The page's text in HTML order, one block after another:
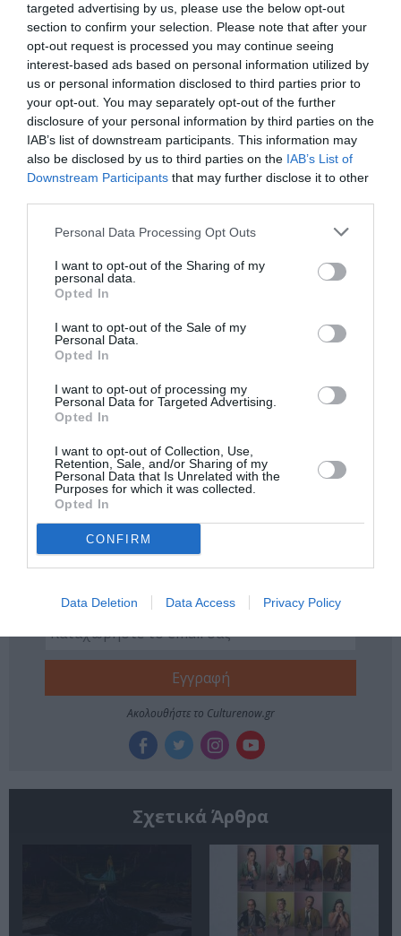
targeted advertising by us, please use the below opt-out
section to confirm your selection. Please note that after your
opt-out request is processed you may continue seeing
interest-based ads based on personal information utilized by
us or personal information disclosed to third parties prior to
your opt-out. You may separately opt-out of the further
disclosure of your personal information by third parties on the
IAB’s list of downstream participants. This information may
also be disclosed by us to third parties on the IAB’s List of
Downstream Participants that may further disclose it to other
Personal Data Processing Opt Outs
I want to opt-out of the Sharing of my
personal data.
Opted In
I want to opt-out of the Sale of my
Personal Data.
Opted In
I want to opt-out of processing my
Personal Data for Targeted Advertising.
Opted In
I want to opt-out of Collection, Use,
Retention, Sale, and/or Sharing of my
Personal Data that Is Unrelated with the
Purposes for which it was collected.
Opted In
CONFIRM
Data Deletion Data Access Privacy Policy
Θέατρο Τόπος Αλλού
Eισιτήρια:
Γενική είσοδος 10€, φοιτητικό 8 €, άνεργοι, ατέλειες
5€
Πληροφορίες / Κρατήσεις:
2108656004
Ακολουθήστε το Culturenow.gr στο Google News
Δείτε όλα τατελευταία νέα
Νέοι Διαγωνισμοί
Tags
ΘΕΑΤΡΙΚΕΣ ΠΑΡΑΣΤΑΣΕΙΣ 2017 - 2018
ΝΙΚΟΣ ΚΑΖΑΝΤΖΑΚΗΣ
Newsletter
την Τέχνη και τον Πολιτισμό!
Ακολουθήστε το Culturenow.gr
Σχετικά Άρθρα